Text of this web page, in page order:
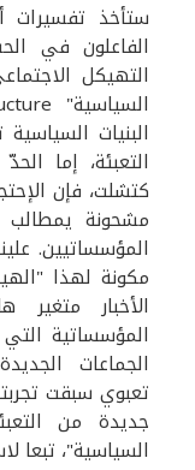
ستأخذ تفسيرات
الفاعلون في
التهيكل
البنيات
التعبئة، إما
كتشلت، فإن
مشحونة
المؤسساتيين.
الأخبار
المؤسساتية
الجماعات
تعبوي سبقت
جديدة من
السياسية"، تبعا